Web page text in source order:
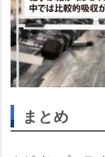
まとめ